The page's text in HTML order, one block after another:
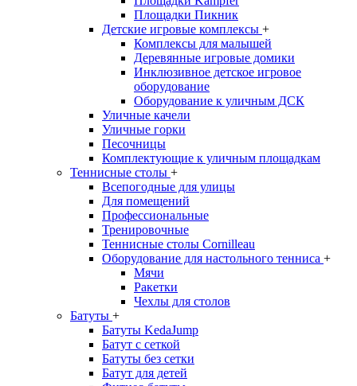
Площадки Пикник
Детские игровые комплексы +
Комплексы для малышей
Деревянные игровые домики
Инклюзивное детское игровое
оборудование
Оборудование к уличным ДСК
Уличные качели
Уличные горки
Песочницы
Комплектующие к уличным площадкам
Теннисные столы +
Всепогодные для улицы
Для помещений
Профессиональные
Тренировочные
Теннисные столы Cornilleau
Оборудование для настольного тенниса +
Мячи
Ракетки
Чехлы для столов
Батуты +
Батуты KedaJump
Батут с сеткой
Батуты без сетки
Батут для детей